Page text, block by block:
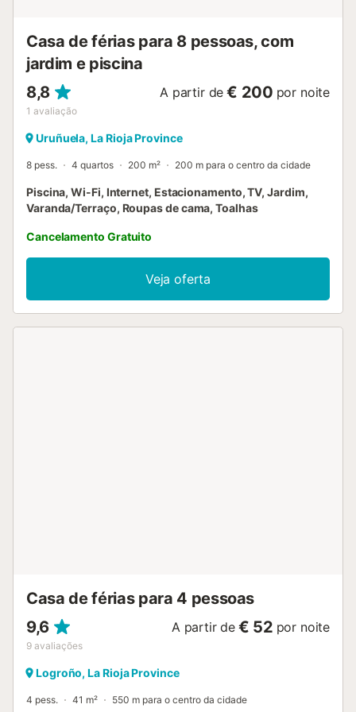
Casa de férias para 8 pessoas, com
jardim e piscina
8,8
1 avaliação
A partir de € 200 por noite
Uruñuela, La Rioja Province
8 pess. 4 quartos 200 m² 200 m para o centro da cidade
Piscina, Wi-Fi, Internet, Estacionamento, TV, Jardim,
Varanda/Terraço, Roupas de cama, Toalhas
Cancelamento Gratuito
Veja oferta
Casa de férias para 4 pessoas
9,6
9 avaliações
A partir de € 52 por noite
Logroño, La Rioja Province
4 pess. 41 m² 550 m para o centro da cidade